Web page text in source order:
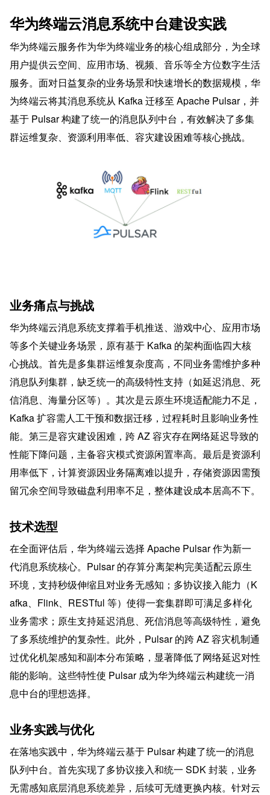
华为终端云消息系统中台建设实践
华为终端云服务作为华为终端业务的核心组成部分，为全球
用户提供云空间、应用市场、视频、音乐等全方位数字生活
服务。面对日益复杂的业务场景和快速增长的数据规模，华
为终端云将其消息系统从 Kafka 迁移至 Apache Pulsar，并
基于 Pulsar 构建了统一的消息队列中台，有效解决了多集
群运维复杂、资源利用率低、容灾建设困难等核心挑战。
业务痛点与挑战
华为终端云消息系统支撑着手机推送、游戏中心、应用市场
等多个关键业务场景，原有基于 Kafka 的架构面临四大核
心挑战。首先是多集群运维复杂度高，不同业务需维护多种
消息队列集群，缺乏统一的高级特性支持（如延迟消息、死
信消息、海量分区等）。其次是云原生环境适配能力不足，
Kafka 扩容需人工干预和数据迁移，过程耗时且影响业务性
能。第三是容灾建设困难，跨 AZ 容灾存在网络延迟导致的
性能下降问题，主备容灾模式资源闲置率高。最后是资源利
用率低下，计算资源因业务隔离难以提升，存储资源因需预
留冗余空间导致磁盘利用率不足，整体建设成本居高不下。
技术选型
在全面评估后，华为终端云选择 Apache Pulsar 作为新一
代消息系统核心。Pulsar 的存算分离架构完美适配云原生
环境，支持秒级伸缩且对业务无感知；多协议接入能力（K
afka、Flink、RESTful 等）使得一套集群即可满足多样化
业务需求；原生支持延迟消息、死信消息等高级特性，避免
了多系统维护的复杂性。此外，Pulsar 的跨 AZ 容灾机制通
过优化机架感知和副本分布策略，显著降低了网络延迟对性
能的影响。这些特性使 Pulsar 成为华为终端云构建统一消
息中台的理想选择。
业务实践与优化
在落地实践中，华为终端云基于 Pulsar 构建了统一的消息
队列中台。首先实现了多协议接入和统一 SDK 封装，业务
无需感知底层消息系统差异，后续可无缝更换内核。针对云